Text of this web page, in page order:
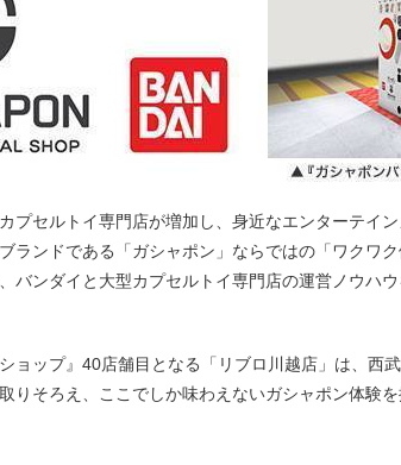
プセルトイ専門店が増加し、身近なエンターテイ
ランドである「ガシャポン」ならではの「ワクワ
バンダイと大型カプセルトイ専門店の運営ノウハ
ョップ』40店舗目となる「リブロ川越店」は、西
りそろえ、ここでしか味わえないガシャポン体験